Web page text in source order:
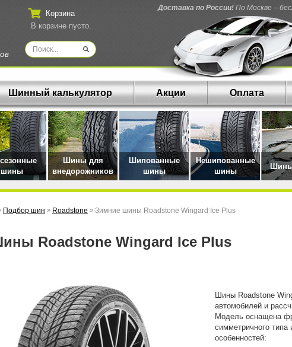
Доставка по России! По Москве –
Корзина
В корзине пусто.
Шинный калькулятор Акции Оплата
шины
Шины для
внедорожников
Шипованные
шины
Нешипованные
шины
Подбор шин » Roadstone » Зимние шины Roadstone Wingard Ice Plus
Шины Roadstone Wingard Ice Plus
Шины Roadstone
автомобилей и
Модель оснащена
симметричного типа
особенностей: